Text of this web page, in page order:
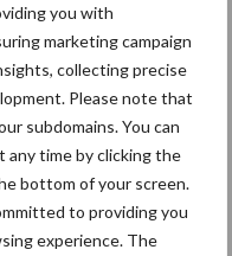
you with
marketing campaign
collecting precise
Please note that
subdomains. You can
any time by clicking the
bottom of your screen.
to providing you
experience. The
Partner nieuws